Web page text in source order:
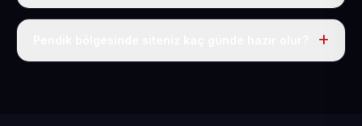
Tek fiyat uygulanır: yıllık 50 USD + KDV. Bu bedele alan